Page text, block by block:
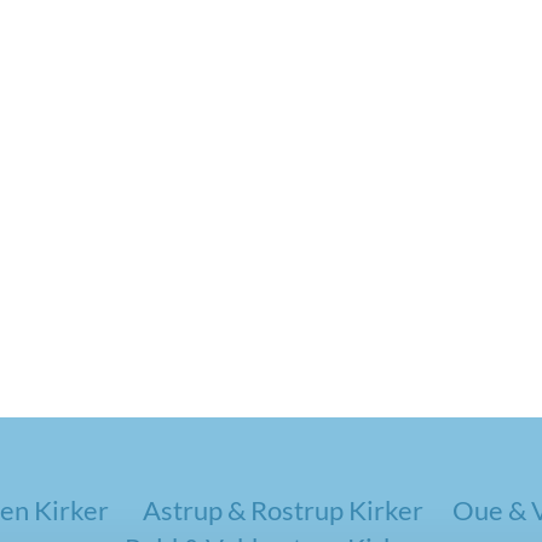
Kirker Astrup & Rostrup Kirker
Oue &